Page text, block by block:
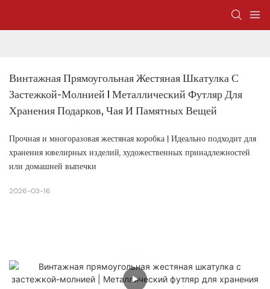
Винтажная Прямоугольная Жестяная Шкатулка С
Застежкой-Молнией | Металлический Футляр Для
Хранения Подарков, Чая И Памятных Вещей
Прочная и многоразовая жестяная коробка | Идеально подходит для
хранения ювелирных изделий, художественных принадлежностей
или домашней выпечки
2026-03-16